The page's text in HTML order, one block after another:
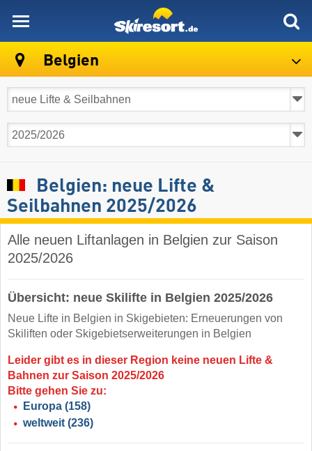
Belgien
Belgien: neue Lifte &
Seilbahnen 2025/2026
Alle neuen Liftanlagen in Belgien zur Saison
2025/2026
Übersicht: neue Skilifte in Belgien 2025/2026
Neue Lifte in Belgien in Skigebieten: Erneuerungen von
Skiliften oder Skigebietserweiterungen in Belgien
Leider gibt es in dieser Region keine neuen Lifte &
Bahnen zur Saison 2025/2026
Bitte gehen Sie zu:
Europa (158)
weltweit (236)